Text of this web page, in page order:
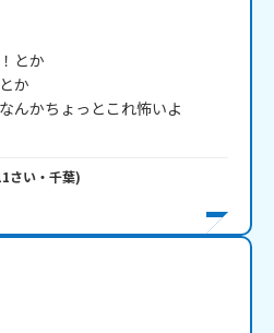
とか
か
んかちょっとこれ怖いよ
さい・ 千葉)